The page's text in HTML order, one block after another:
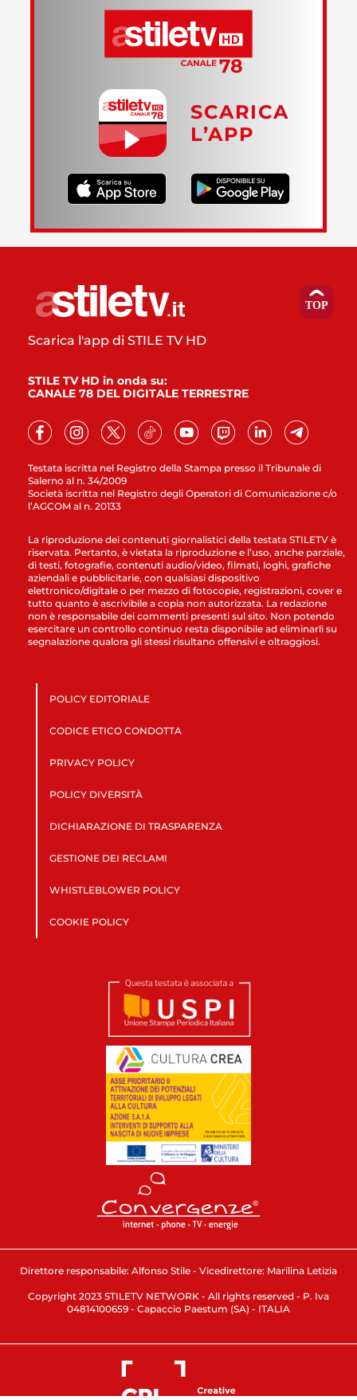
SCARICA
L’APP
Testata iscritta nel Registro della Stampa presso il Tribunale di
Salerno al n. 34/2009
Società iscritta nel Registro degli Operatori di Comunicazione c/o
l’AGCOM al n. 20133
Scarica l'app di STILE TV HD
STILE TV HD in onda su:
CANALE 78 DEL DIGITALE TERRESTRE
La riproduzione dei contenuti giornalistici della testata STILETV è
riservata. Pertanto, è vietata la riproduzione e l’uso, anche parziale,
di testi, fotografie, contenuti audio/video, filmati, loghi, grafiche
aziendali e pubblicitarie, con qualsiasi dispositivo
elettronico/digitale o per mezzo di fotocopie, registrazioni, cover e
tutto quanto è ascrivibile a copia non autorizzata. La redazione
non è responsabile dei commenti presenti sul sito. Non potendo
esercitare un controllo continuo resta disponibile ad eliminarli su
segnalazione qualora gli stessi risultano offensivi e oltraggiosi.
POLICY EDITORIALE
CODICE ETICO CONDOTTA
PRIVACY POLICY
POLICY DIVERSITÀ
DICHIARAZIONE DI TRASPARENZA
GESTIONE DEI RECLAMI
WHISTLEBLOWER POLICY
COOKIE POLICY
Direttore responsabile: Alfonso Stile - Vicedirettore: Marilina Letizia
Copyright 2023 STILETV NETWORK - All rights reserved - P. Iva
04814100659 - Capaccio Paestum (SA) - ITALIA